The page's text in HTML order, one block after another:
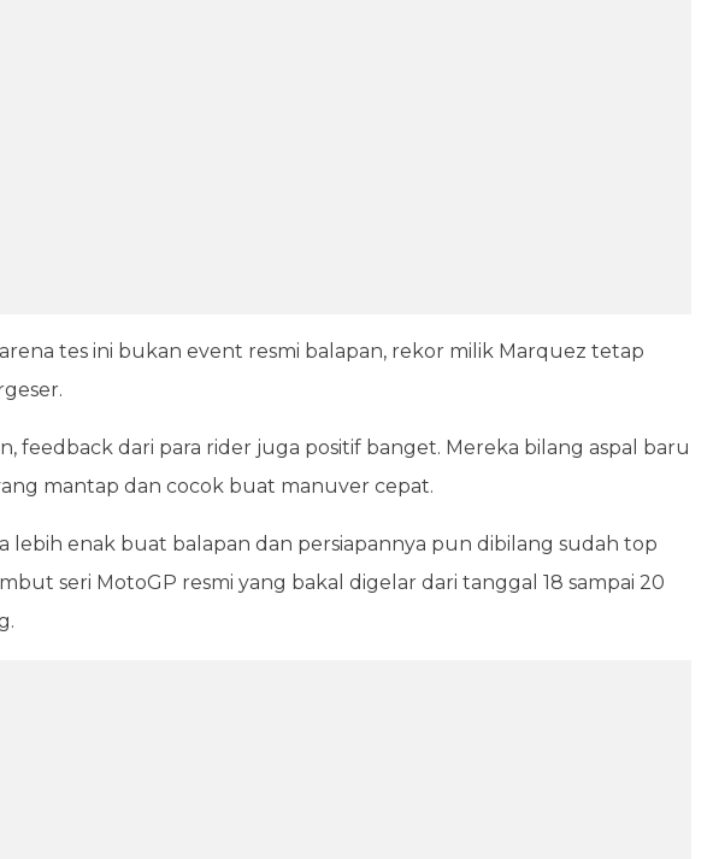
tes ini bukan event resmi balapan, rekor milik Marquez tetap
feedback dari para rider juga positif banget. Mereka bilang aspal baru
mantap dan cocok buat manuver cepat.
lebih enak buat balapan dan persiapannya pun dibilang sudah top
seri MotoGP resmi yang bakal digelar dari tanggal 18 sampai 20